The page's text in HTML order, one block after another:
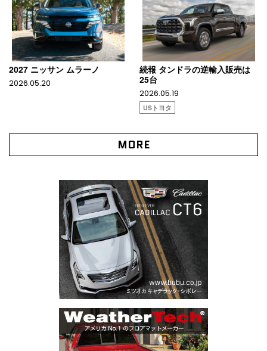
2027 ニッサン ムラーノ
2026.05.20
続報 タンドラの逆輸入販売は
25台
2026.05.19
USトヨタ
MORE